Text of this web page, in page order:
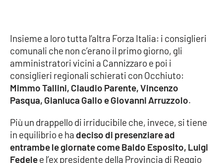
LaC OnAir
EDIZIONI
LOCALI
Crotone
Insieme a loro tutta l’altra Forza Italia: i consiglieri
comunali che non c’erano il primo giorno, gli
amministratori vicini a Cannizzaro e poi i
consiglieri regionali schierati con Occhiuto:
Mimmo Tallini, Claudio Parente, Vincenzo
Pasqua, Gianluca Gallo e Giovanni Arruzzolo.
Più un drappello di irriducibile che, invece, si tiene
in equilibrio e ha deciso di presenziare ad
entrambe le giornate come Baldo Esposito, Luigi
Fedelee l’ex presidente della Provincia di Reggio